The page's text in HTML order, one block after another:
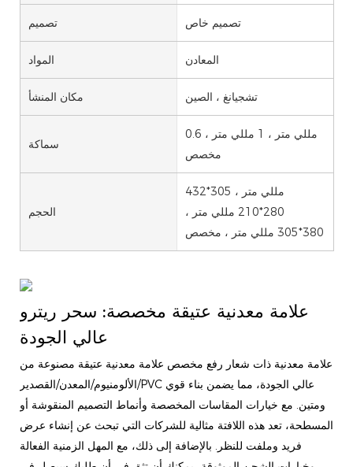
تصميم تصميم خاص
المواد المعادن
مكان المنشأ تشجيانغ ، الصين
سماكة
0.6 مللي متر ، 1 مللي متر ،
مخصص
الحجم
432*305 مللي متر ،
280*210 مللي متر ،
380*305 مللي متر ، مخصص
علامة معدنية عتيقة مخصصة: سحر ريترو
علامة معدنية ذات شعار رفع مخصص علامة معدنية عتيقة مصنوعة من
الألومنيوم/المعدن/القصدير/PVC عالي الجودة، مما يضمن بناء قوي
ومتين. مع خيارات المقاسات المخصصة وأنماط التصميم المنقوشة أو
المسطحة، تعد هذه اللافتة مثالية للشركات التي تبحث عن إنشاء عرض
فريد وملفت للنظر. بالإضافة إلى ذلك، مع المهل الزمنية الفعالة